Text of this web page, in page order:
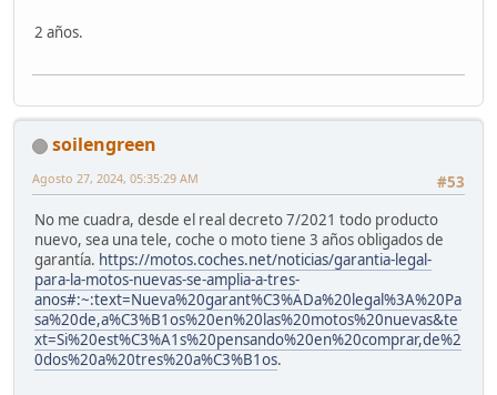
2 años.
soilengreen
#53
Agosto 27, 2024, 05:35:29 AM
No me cuadra, desde el real decreto 7/2021 todo producto
nuevo, sea una tele, coche o moto tiene 3 años obligados de
garantía. https://motos.coches.net/noticias/garantia-legal-
para-la-motos-nuevas-se-amplia-a-tres-
anos#:~:text=Nueva%20garant%C3%ADa%20legal%3A%20Pa
sa%20de,a%C3%B1os%20en%20las%20motos%20nuevas&te
xt=Si%20est%C3%A1s%20pensando%20en%20comprar,de%2
0dos%20a%20tres%20a%C3%B1os.